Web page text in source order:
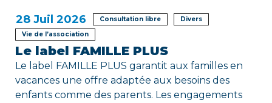
28 Juil 2026 Consultation libre
Divers
Vie de l’association
Le label FAMILLE PLUS
Le label FAMILLE PLUS garantit aux familles en
vacances une offre adaptée aux besoins des
enfants comme des parents. Les engagements